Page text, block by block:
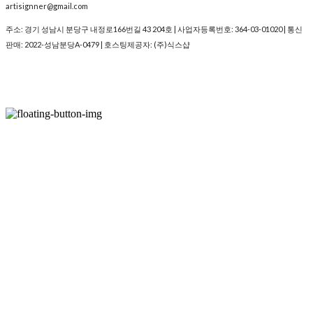
artisignner@gmail.com
주소: 경기 성남시 분당구 내정로166번길 43 204호 | 사업자등록번호: 364-03-01020| 통신
판매: 2022-성남분당A-0479 | 호스팅제공자: (주)식스샵